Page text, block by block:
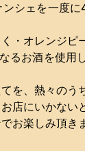
シェを一度に
・オレンジピ
るお酒を使用
を、熱々のう
店にいかない
お楽しみ頂き